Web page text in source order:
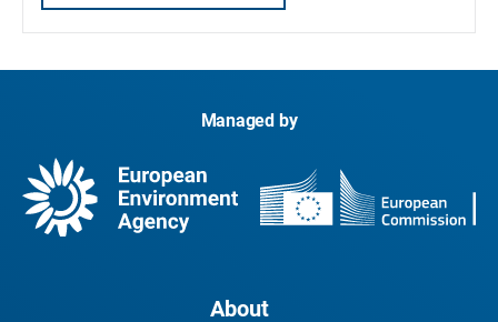
Managed by
About